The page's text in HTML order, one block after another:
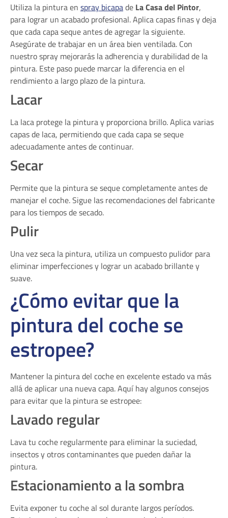
Utiliza la pintura en spray bicapade La Casa del Pintor,
para lograr un acabado profesional. Aplica capas finas y deja
que cada capa seque antes de agregar la siguiente.
Asegúrate de trabajar en un área bien ventilada. Con
nuestro spray mejorarás la adherencia y durabilidad de la
pintura. Este paso puede marcar la diferencia en el
rendimiento a largo plazo de la pintura.
Lacar
La laca protege la pintura y proporciona brillo. Aplica varias
capas de laca, permitiendo que cada capa se seque
adecuadamente antes de continuar.
Secar
Permite que la pintura se seque completamente antes de
manejar el coche. Sigue las recomendaciones del fabricante
para los tiempos de secado.
Pulir
Una vez seca la pintura, utiliza un compuesto pulidor para
eliminar imperfecciones y lograr un acabado brillante y
suave.
¿Cómo evitar que la
pintura del coche se
estropee?
Mantener la pintura del coche en excelente estado va más
allá de aplicar una nueva capa. Aquí hay algunos consejos
para evitar que la pintura se estropee:
Lavado regular
Lava tu coche regularmente para eliminar la suciedad,
insectos y otros contaminantes que pueden dañar la
pintura.
Estacionamiento a la sombra
Evita exponer tu coche al sol durante largos períodos.